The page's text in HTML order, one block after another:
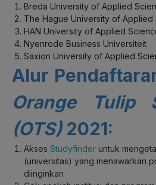
Breda University of Applied
The Hague University of Applied
HAN University of Applied
Nyenrode Business Universiteit
Saxion University of Applied
Alur
Orange Tulip
(OTS) 2021:
Akses Studyfinder untuk
(universitas) yang menawarkan
diinginkan